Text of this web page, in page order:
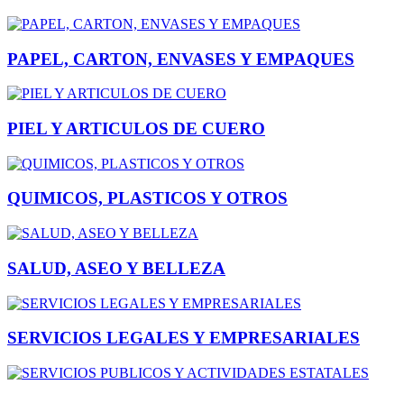
PAPEL, CARTON, ENVASES Y EMPAQUES
PIEL Y ARTICULOS DE CUERO
QUIMICOS, PLASTICOS Y OTROS
SALUD, ASEO Y BELLEZA
SERVICIOS LEGALES Y EMPRESARIALES